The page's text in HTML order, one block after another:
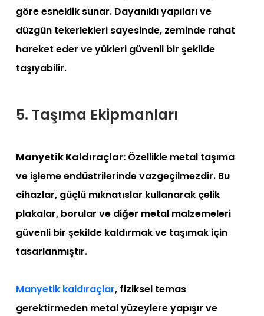
göre esneklik sunar. Dayanıklı yapıları ve
düzgün tekerlekleri sayesinde, zeminde rahat
hareket eder ve yükleri güvenli bir şekilde
taşıyabilir.
5. Taşıma Ekipmanları
Manyetik Kaldıraçlar: Özellikle metal taşıma
ve işleme endüstrilerinde vazgeçilmezdir. Bu
cihazlar, güçlü mıknatıslar kullanarak çelik
plakalar, borular ve diğer metal malzemeleri
güvenli bir şekilde kaldırmak ve taşımak için
tasarlanmıştır.
Manyetik kaldıraçlar, fiziksel temas
gerektirmeden metal yüzeylere yapışır ve